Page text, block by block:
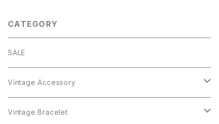
CATEGORY
SALE
Vintage Accessory
Bracelet
Vintage Bracelet